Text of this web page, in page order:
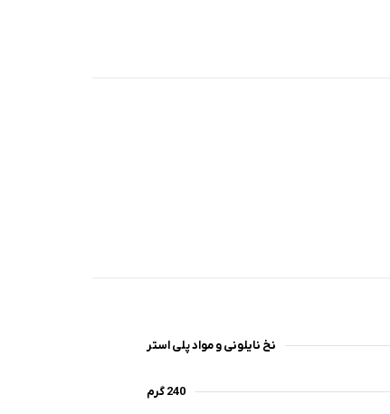
نخ نایلونی و مواد پلی استر
240 گرم